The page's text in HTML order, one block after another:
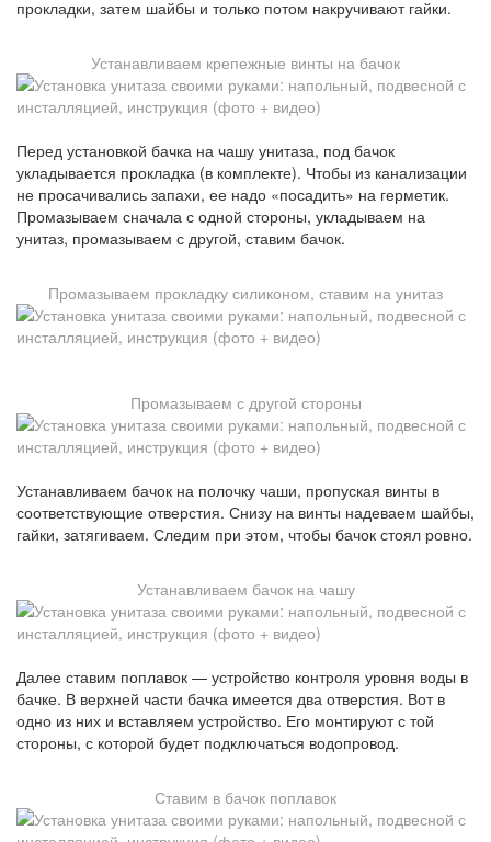
прокладки, затем шайбы и только потом накручивают гайки.
Устанавливаем крепежные винты на бачок
Перед установкой бачка на чашу унитаза, под бачок
укладывается прокладка (в комплекте). Чтобы из канализации
не просачивались запахи, ее надо «посадить» на герметик.
Промазываем сначала с одной стороны, укладываем на
унитаз, промазываем с другой, ставим бачок.
Промазываем прокладку силиконом, ставим на унитаз
Промазываем с другой стороны
Устанавливаем бачок на полочку чаши, пропуская винты в
соответствующие отверстия. Снизу на винты надеваем шайбы,
гайки, затягиваем. Следим при этом, чтобы бачок стоял ровно.
Устанавливаем бачок на чашу
Далее ставим поплавок — устройство контроля уровня воды в
бачке. В верхней части бачка имеется два отверстия. Вот в
одно из них и вставляем устройство. Его монтируют с той
стороны, с которой будет подключаться водопровод.
Ставим в бачок поплавок